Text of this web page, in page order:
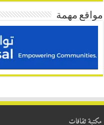
مواقع مهمة
مكتبة ثقافات